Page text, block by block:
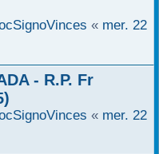
« mer. 22
- R.P. Fr
« mer. 22